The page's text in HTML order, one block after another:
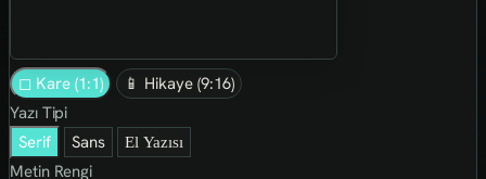
◻ Kare (1:1)
📱 Hikaye (9:16)
Yazı Tipi
Serif
Sans El Yazısı
Metin Rengi